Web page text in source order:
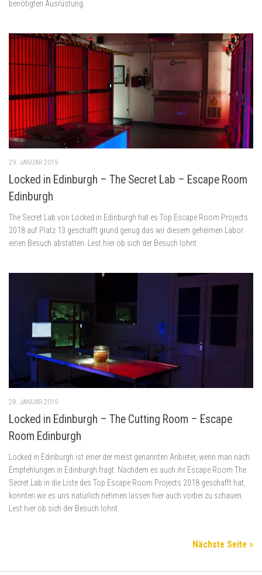
benötigten Ausrüstung.
29. JANUAR 2019
Locked in Edinburgh – The Secret Lab – Escape Room
Edinburgh
The Secret Lab von Locked in Edinburgh hat es Top Escape Room Projects
2018 auf Platz 13 geschafft grund genug das wir diesem geheimen Labor
einen Besuch abstatten. Lest hier ob sich der Besuch lohnt.
28. JANUAR 2019
Locked in Edinburgh – The Cutting Room – Escape
Room Edinburgh
Locked in Edinburgh ist einer der meist genannten Anbieter, wenn man nach
Empfehlungen in Edinburgh fragt. Nachdem es auch ihr Escape Room The
Secret Lab in die Liste des Top Escape Room Projects 2018 geschafft hat,
konnten wir es uns natürlich nehmen lassen hier auch vorbei zu schauen.
Lest hier ob sich der Besuch lohnt.
Nächste Seite »